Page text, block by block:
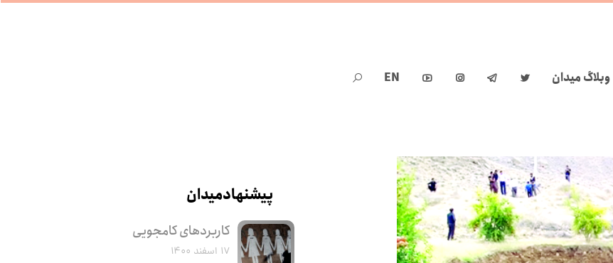
وبلاگ میدان 



EN

پیشنهاد میدان
کاربرد‌های کامجویی
۱۷ اسفند ۱۴۰۰